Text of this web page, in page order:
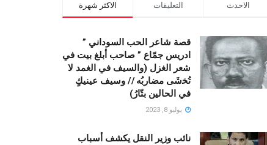
الاكثر شهرة التعليقات الاحدث
قصة شاعر الحب السوداني ”
ادريس جمّاع ” صاحب أبلغ بيت في
شعر الغزل (وﺍﻟﺴﻴﻒ ﻓﻲ الغمد ﻻ
ﺗُﺨشَى مضاربُه // ﻭﺳﻴﻒ ﻋﻴﻨﻴﻚٍ
ﻓﻲ ﺍﻟﺤﺎﻟﻴﻦ ﺑﺘّﺎﺭُ)
يوليو 8, 2023
نائب وزير النقل يكشف أسباب